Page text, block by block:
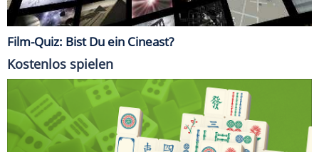
Film-Quiz: Bist Du ein Cineast?
Kostenlos spielen